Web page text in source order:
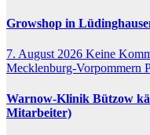
Growshop in
7. August 2026 Keine
Mecklenburg-Vorpommern
Warnow-Klinik Bützow
Mitarbeiter)